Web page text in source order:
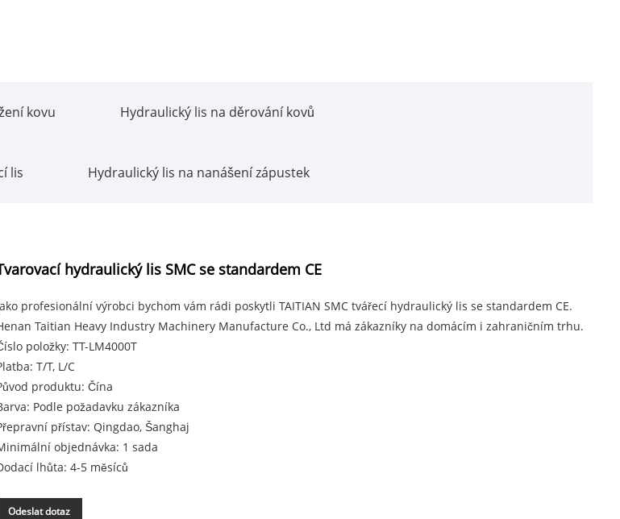
kovu Hydraulický lis na děrování kovů
lis Hydraulický lis na nanášení zápustek
hydraulický lis SMC se standardem CE
profesionální výrobci bychom vám rádi poskytli TAITIAN SMC tvářecí hydraulický lis se standardem CE.
Taitian Heavy Industry Machinery Manufacture Co., Ltd má zákazníky na domácím i zahraničním trhu.
položky: TT-LM4000T
T/T, L/C
produktu: Čína
Podle požadavku zákazníka
přístav: Qingdao, Šanghaj
objednávka: 1 sada
lhůta: 4-5 měsíců
Odeslat dotaz